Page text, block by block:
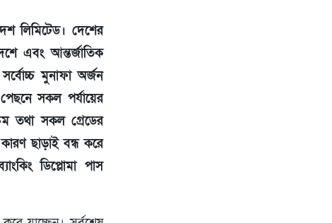
লিমিটেড। দেশের
এবং আন্তর্জাতিক
মুনাফা অর্জন
সকল পর্যায়ের
তথা সকল গ্রেডের
ছাড়াই বন্ধ করে
ডিপ্লোমা পাস